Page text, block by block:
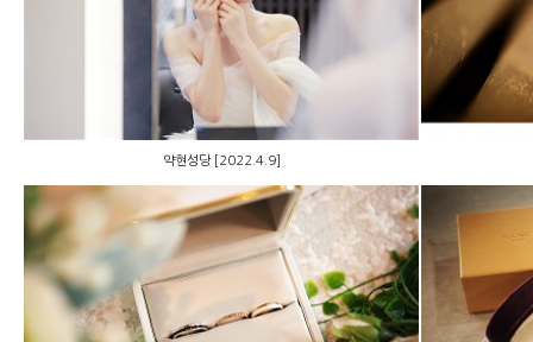
약현성당 [2022.4.9]
약현성당 [2022.4.9]
약현성당20201010